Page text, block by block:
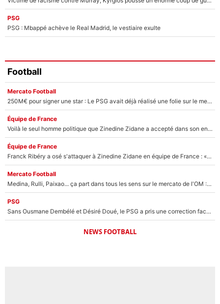
PSG
PSG : Mbappé achève le Real Madrid, le vestiaire exulte
Football
Mercato Football
250M€ pour signer une star : Le PSG avait déjà réalisé une folie sur le mercato bien avant Neymar !
Équipe de France
Voilà le seul homme politique que Zinedine Zidane a accepté dans son entourage : «Je garde un très bon souvenir de lui»
Équipe de France
Franck Ribéry a osé s'attaquer à Zinedine Zidane en équipe de France : «Je n'aurais jamais fait ça»
Mercato Football
Medina, Rulli, Paixao... ça part dans tous les sens sur le mercato de l'OM : Frank McCourt va enfin récupérer l'argent qu'il attend ?
PSG
Sans Ousmane Dembélé et Désiré Doué, le PSG a pris une correction face à Majorque : Luis Enrique attend avec impatience des renforts !
NEWS FOOTBALL